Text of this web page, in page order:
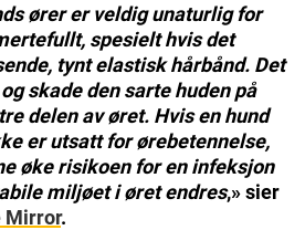
ører er veldig unaturlig for
spesielt hvis det
tynt elastisk hårbånd. Det
skade den sarte huden på
delen av øret. Hvis en hund
er utsatt for ørebetennelse,
øke risikoen for en infeksjon
miljøet i øret endres,» sier
Mirror.